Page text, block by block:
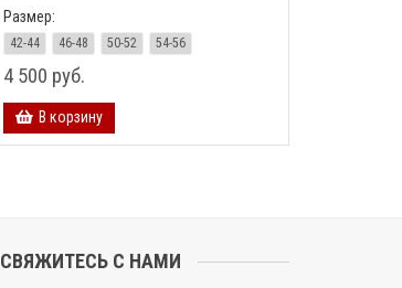
Размер:
42-44 46-48 50-52 54-56
4 500 руб.
В корзину
СВЯЖИТЕСЬ С НАМИ